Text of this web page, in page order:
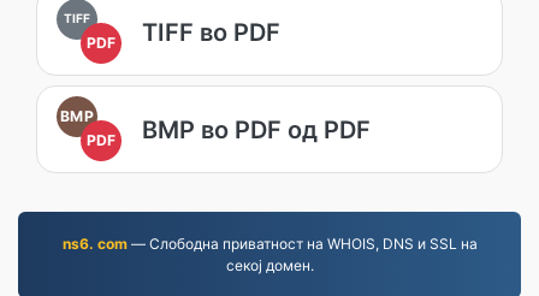
TIFF
PDF TIFF во PDF
BMP
PDF
BMP во PDF од PDF
ns6. com— Слободна приватност на WHOIS, DNS и SSL на
секој домен.